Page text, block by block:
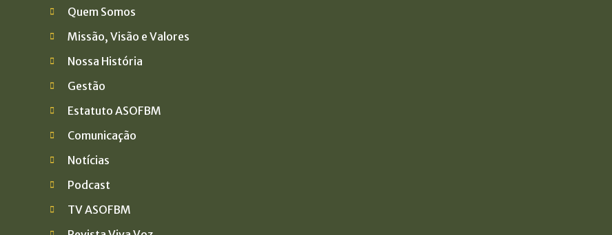
Quem Somos
Missão, Visão e Valores
Nossa História
Gestão
Estatuto ASOFBM
Comunicação
Notícias
Podcast
TV ASOFBM